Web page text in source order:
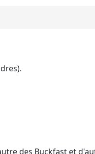
des Buckfast et